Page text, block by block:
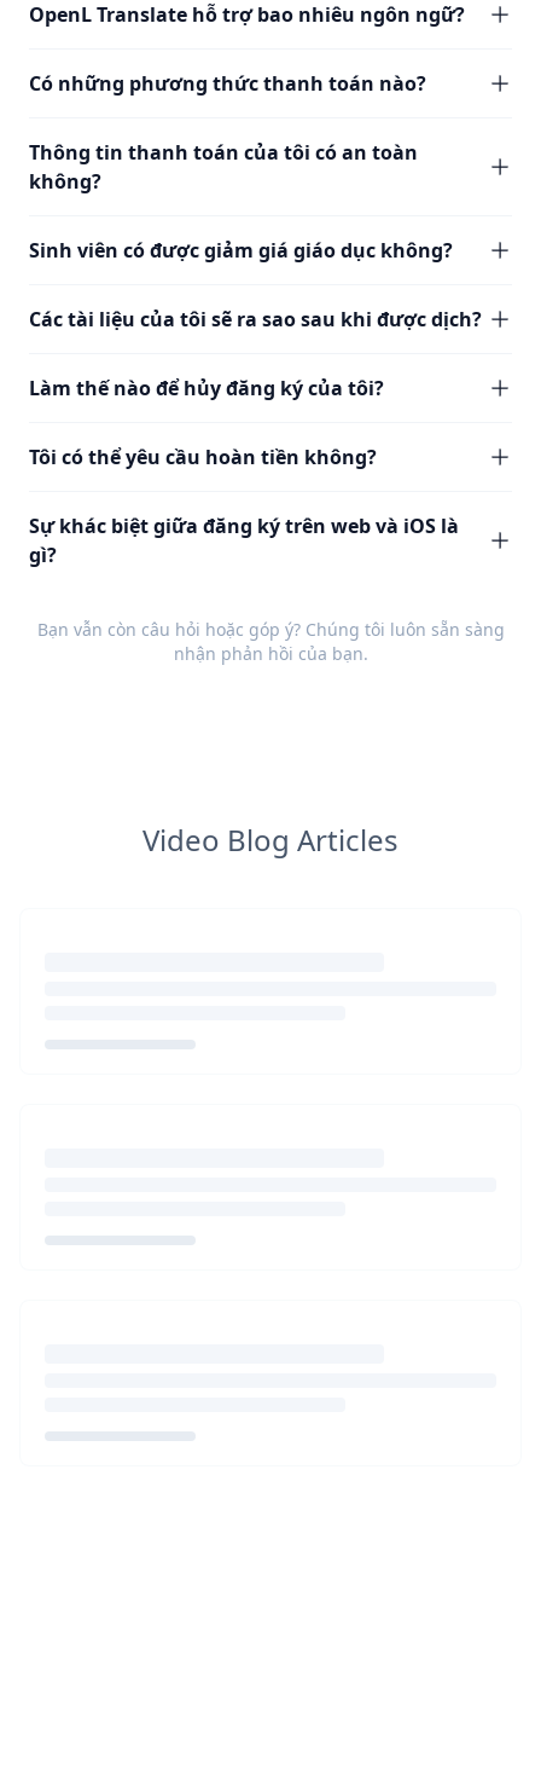
OpenL Translate hỗ trợ bao nhiêu ngôn ngữ?
Có những phương thức thanh toán nào?
Thông tin thanh toán của tôi có an toàn
không?
Sinh viên có được giảm giá giáo dục không?
Các tài liệu của tôi sẽ ra sao sau khi được dịch?
Làm thế nào để hủy đăng ký của tôi?
Tôi có thể yêu cầu hoàn tiền không?
Sự khác biệt giữa đăng ký trên web và iOS là
gì?
Bạn vẫn còn câu hỏi hoặc góp ý? Chúng tôi luôn sẵn sàng
nhận phản hồi của bạn.
Video Blog Articles